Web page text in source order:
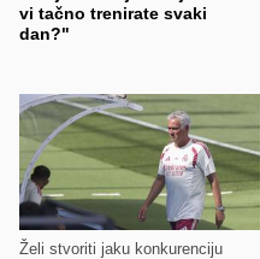
vi tačno trenirate svaki
dan?"
Želi stvoriti jaku konkurenciju